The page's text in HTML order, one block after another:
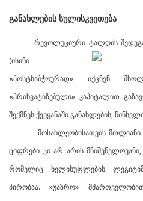
განახლების სულისკვეთება
რევოლუციური ტალღის
(ისინი
«პოსტსაბჭოურად» იქცნენ
«პრიხვატიზებული» კაპიტალით
შექმნეს ქვეყანაში განახლების,
მოსახლეობისათვის მთლიანი
ციფრები კი არ არის
რომელიც ხელისუფლების
პირობაა. »უაზრო»